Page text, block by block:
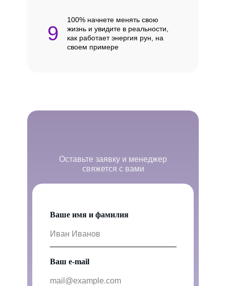
100% начнете менять свою
жизнь и увидите в реальности,
как работает энергия рун, на
своем примере
9
Оставьте заявку и менеджер
свяжется с вами
Ваше имя и фамилия
Ваш e-mail